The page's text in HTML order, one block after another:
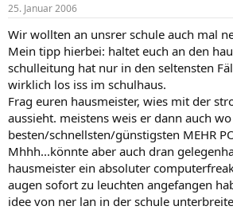
25. Januar 2006
Wir wollten an unsrer schule auch mal
Mein tipp hierbei: haltet euch an den
schulleitung hat nur in den seltensten
wirklich los iss im schulhaus.
Frag euren hausmeister, wies mit der
aussieht. meistens weis er dann auch
besten/schnellsten/günstigsten MEHR
Mhhh...könnte aber auch dran
hausmeister ein absoluter
augen sofort zu leuchten angefangen
idee von ner lan in der schule